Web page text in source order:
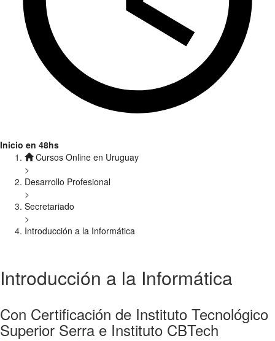
Inicio en 48hs
Cursos Online en Uruguay
>
Desarrollo Profesional
>
Secretariado
>
Introducción a la Informática
Introducción a la Informática
Con Certificación de Instituto Tecnológico
Superior Serra e Instituto CBTech